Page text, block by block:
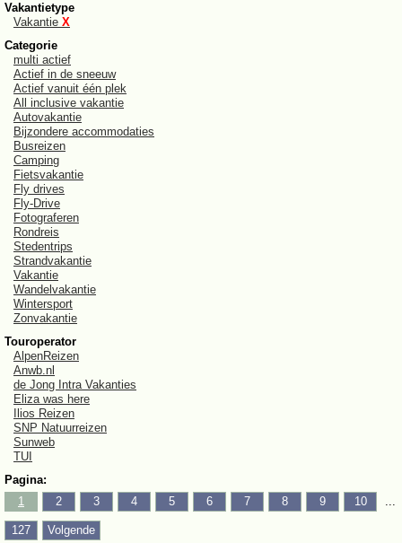
Vakantietype
Vakantie X
Categorie
multi actief
Actief in de sneeuw
Actief vanuit één plek
All inclusive vakantie
Autovakantie
Bijzondere accommodaties
Busreizen
Camping
Fietsvakantie
Fly drives
Fly-Drive
Fotograferen
Rondreis
Stedentrips
Strandvakantie
Vakantie
Wandelvakantie
Wintersport
Zonvakantie
Touroperator
AlpenReizen
Anwb.nl
de Jong Intra Vakanties
Eliza was here
Ilios Reizen
SNP Natuurreizen
Sunweb
TUI
Pagina:
1
2 3 4 5 6 7 8 9 10 ...
127 Volgende